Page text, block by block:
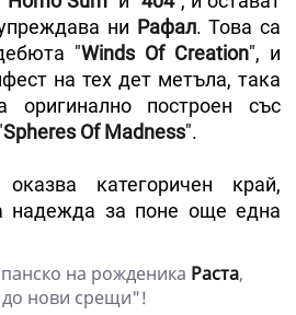
ни Рафал. Това са
"Winds Of Creation", и
на тех дет метъла, така
оригинално построен със
Spheres Of Madness".
категоричен край,
надежда за поне още една
на рожденика Раста,
нови срещи"!